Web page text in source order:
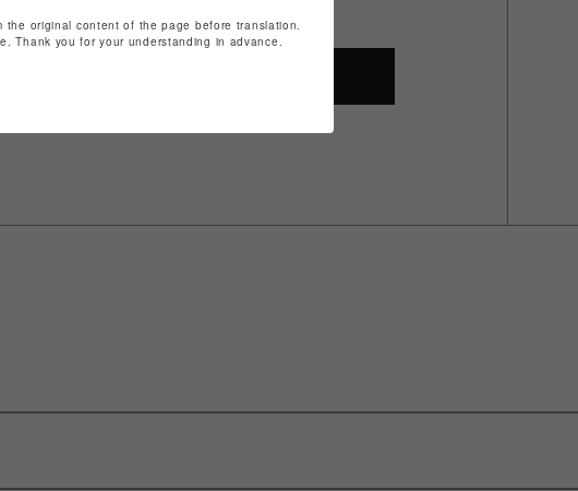
the original content of the page before translation.
Thank you for your understanding in advance.